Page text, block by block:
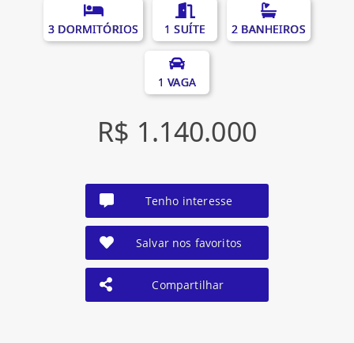
3 DORMITÓRIOS 1 SUÍTE 2 BANHEIROS
1 VAGA
R$ 1.140.000
Tenho interesse
Salvar nos favoritos
Compartilhar